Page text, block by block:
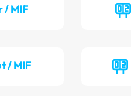
/ MIF
/ MIF